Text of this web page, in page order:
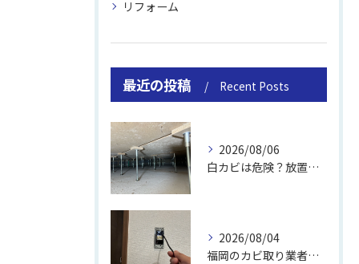
リフォーム
最近の投稿 Recent Posts
2026/08/06
白カビは危険？放置のリスクと取り方
2026/08/04
福岡のカビ取り業者おすすめの選び方と費用